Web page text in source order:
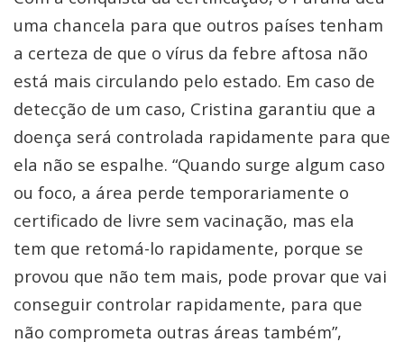
uma chancela para que outros países tenham
a certeza de que o vírus da febre aftosa não
está mais circulando pelo estado. Em caso de
detecção de um caso, Cristina garantiu que a
doença será controlada rapidamente para que
ela não se espalhe. “Quando surge algum caso
ou foco, a área perde temporariamente o
certificado de livre sem vacinação, mas ela
tem que retomá-lo rapidamente, porque se
provou que não tem mais, pode provar que vai
conseguir controlar rapidamente, para que
não comprometa outras áreas também”,